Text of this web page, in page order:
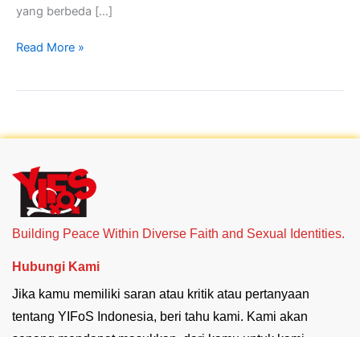
yang berbeda […]
Read More »
Building Peace Within Diverse Faith and Sexual Identities.
Hubungi Kami
Jika kamu memiliki saran atau kritik atau pertanyaan
tentang YIFoS Indonesia, beri tahu kami. Kami akan